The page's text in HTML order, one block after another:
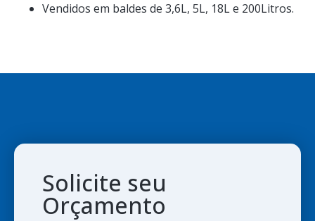
Vendidos em baldes de 3,6L, 5L, 18L e 200Litros.
Solicite seu
Orçamento